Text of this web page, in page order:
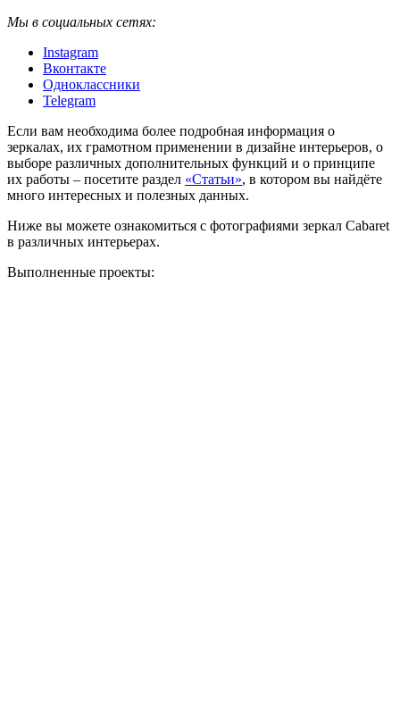
Мы в социальных сетях:
Instagram
Вконтакте
Одноклассники
Telegram
Если вам необходима более подробная информация о
зеркалах, их грамотном применении в дизайне интерьеров, о
выборе различных дополнительных функций и о принципе
их работы – посетите раздел «Статьи», в котором вы найдёте
много интересных и полезных данных.
Ниже вы можете ознакомиться с фотографиями зеркал Cabaret
в различных интерьерах.
Выполненные проекты: